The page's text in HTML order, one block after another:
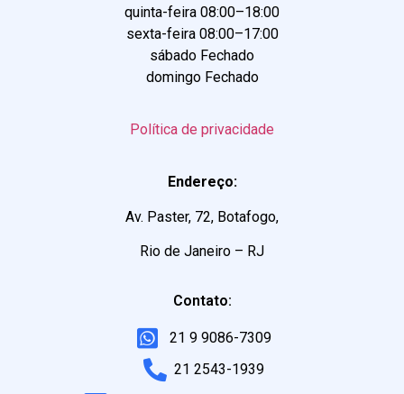
quinta-feira 08:00–18:00
sexta-feira 08:00–17:00
sábado Fechado
domingo Fechado
Política de privacidade
Endereço:
Av. Paster, 72, Botafogo,
Rio de Janeiro – RJ
Contato:
21 9 9086-7309
21 2543-1939